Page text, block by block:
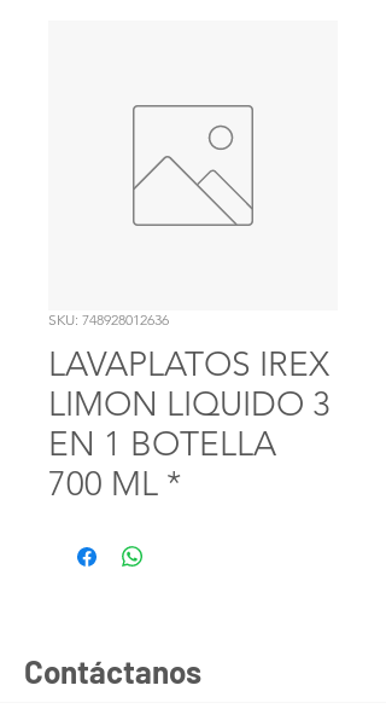
SKU: 748928012636
LAVAPLATOS IREX
LIMON LIQUIDO 3
EN 1 BOTELLA
700 ML *
Contáctanos